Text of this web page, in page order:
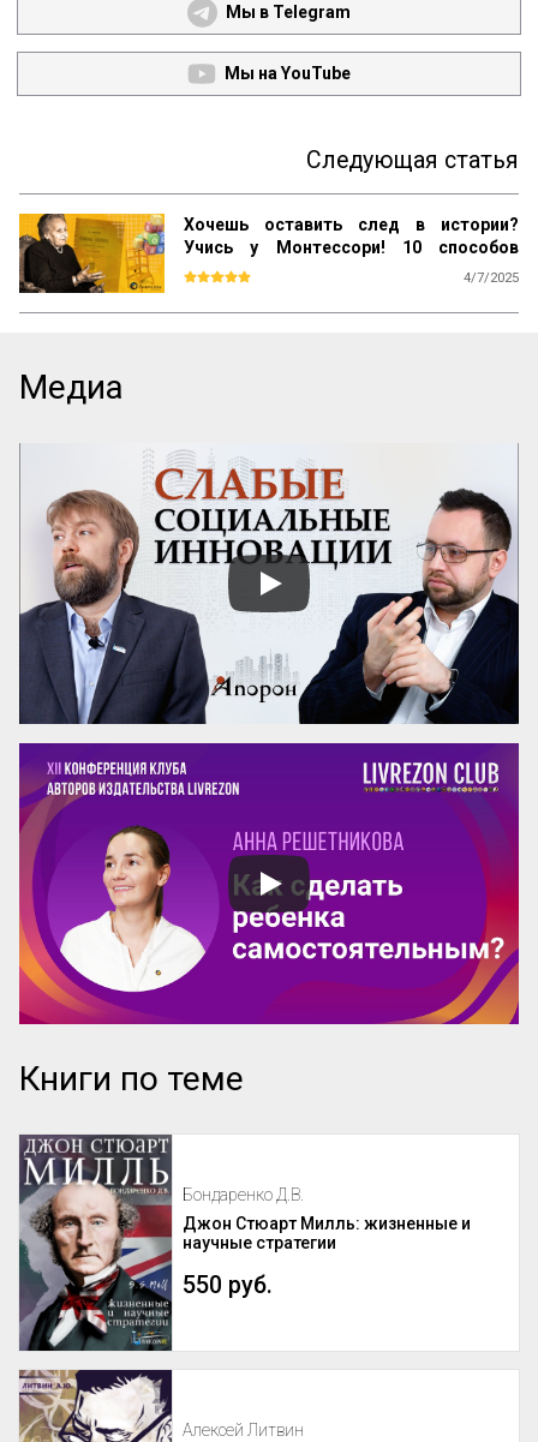
Мы в Telegram
Мы на YouTube
Следующая статья
Хочешь оставить след в истории?
Учись у Монтессори! 10 способов
сохранить наследие
4/7/2025
можно найти, изучив опыт Марии
Монтессори — педагога, который не
только разработал уникальную систему
воспитания, но и создал механизм её
сохранения и развития по всему миру.
Эти вопросы особенно актуальны для
женщин-новаторов, которые
разрабатывают авторские методики, но
сталкиваются с трудностями в их
продвижении и институ...
Медиа
Книги по теме
Бондаренко Д.В.
Джон Стюарт Милль: жизненные и
научные стратегии
550 руб.
Алексей Литвин